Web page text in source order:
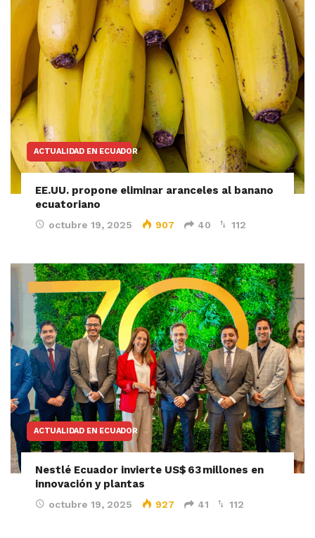
ACTUALIDAD EN ECUADOR
EE.UU. propone eliminar aranceles al banano
ecuatoriano
octubre 19, 2025 907 40 112
ACTUALIDAD EN ECUADOR
Nestlé Ecuador invierte US$ 63 millones en
innovación y plantas
octubre 19, 2025 927 41 112